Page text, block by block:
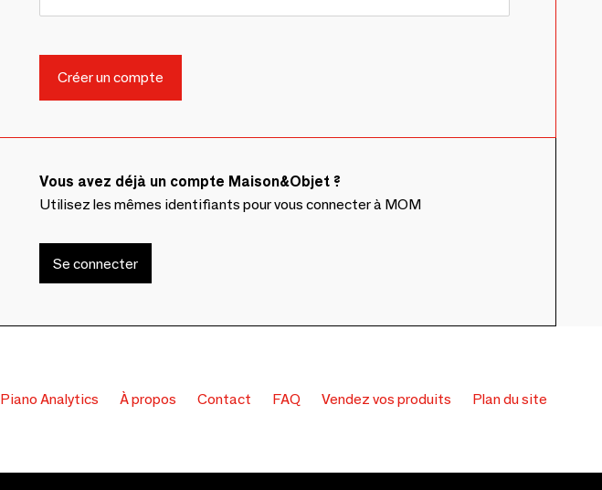
Vous avez déjà un compte Maison&Objet ?
Utilisez les mêmes identifiants pour vous connecter à MOM
Se connecter
Piano Analytics À propos Contact FAQ Vendez vos produits Plan du site